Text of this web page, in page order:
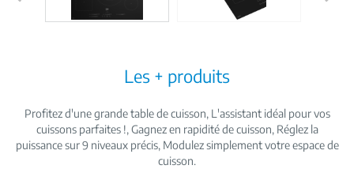
Les + produits
Profitez d'une grande table de cuisson L'assistant idéal pour vos
cuissons parfaites ! Gagnez en rapidité de cuisson Réglez la
puissance sur 9 niveaux précis Modulez simplement votre espace de
cuisson